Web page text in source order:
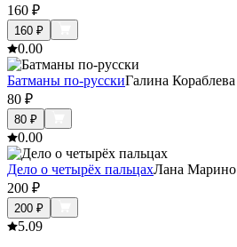
160 ₽
160 ₽
0.00
Батманы по-русскиГалина Кораблева
80 ₽
80 ₽
0.00
Дело о четырёх пальцахЛана Марино
200 ₽
200 ₽
5.09